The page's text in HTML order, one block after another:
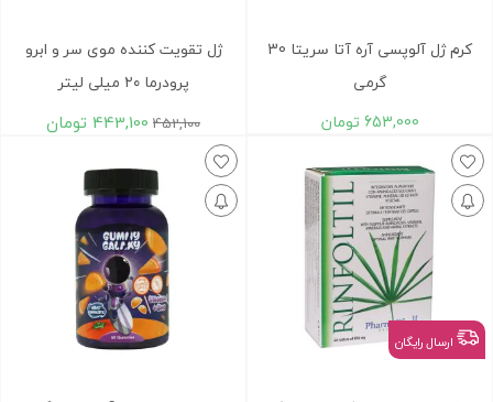
کرم ژل آلوپسی آره آتا سریتا 30
گرمی
653,000 تومان
ژل تقویت کننده موی سر و ابرو
پرودرما ۲۰ میلی لیتر
452,100
443,100 تومان
ارسال رایگان